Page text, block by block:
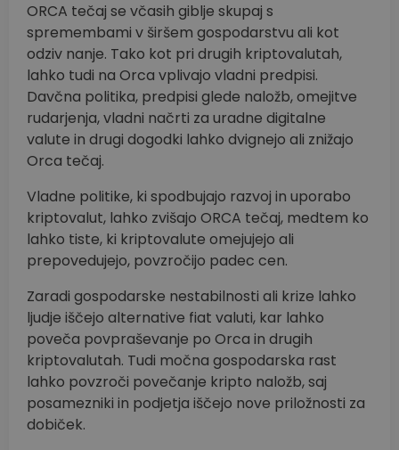
ORCA tečaj se včasih giblje skupaj s
spremembami v širšem gospodarstvu ali kot
odziv nanje. Tako kot pri drugih kriptovalutah,
lahko tudi na Orca vplivajo vladni predpisi.
Davčna politika, predpisi glede naložb, omejitve
rudarjenja, vladni načrti za uradne digitalne
valute in drugi dogodki lahko dvignejo ali znižajo
Orca tečaj.
Vladne politike, ki spodbujajo razvoj in uporabo
kriptovalut, lahko zvišajo ORCA tečaj, medtem ko
lahko tiste, ki kriptovalute omejujejo ali
prepovedujejo, povzročijo padec cen.
Zaradi gospodarske nestabilnosti ali krize lahko
ljudje iščejo alternative fiat valuti, kar lahko
poveča povpraševanje po Orca in drugih
kriptovalutah. Tudi močna gospodarska rast
lahko povzroči povečanje kripto naložb, saj
posamezniki in podjetja iščejo nove priložnosti za
dobiček.